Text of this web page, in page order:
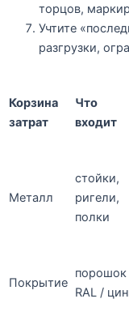
торцов,
Учтите
разгрузки,
Корзина
затрат
Что
входит
Металл
стойки,
ригели,
полки
Покрытие
порошок
RAL /